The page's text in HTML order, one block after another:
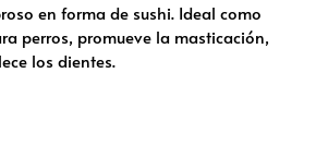
en forma de sushi. Ideal como
perros, promueve la masticación,
los dientes.